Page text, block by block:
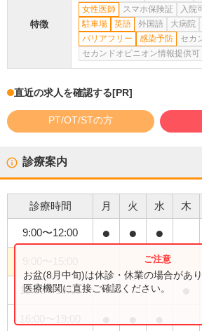
特徴
女性医師
スマホ保険証 入院
駐車場
英語 外国語 大病院
バリアフリー
感染予防
セカ
セカンドオピニオン情報提供可
直近の求人を確認する[PR]
PT/OT/STの方
診療案内
診療時間 月 火 水 木
9:00〜12:00 ● ● ●
15:00〜18:00
お盆(8月中旬)は休診・休業の場合があ
医療機関に直接ご確認ください。